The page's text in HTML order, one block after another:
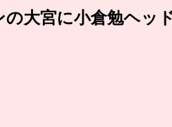
の大宮に小倉勉ヘッ